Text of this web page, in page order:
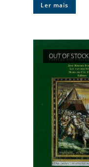
Ler mais
OUT OF STOCK